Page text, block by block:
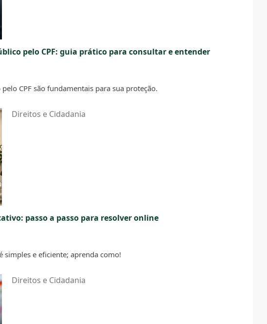
pelo CPF: guia prático para consultar e entender
CPF são fundamentais para sua proteção.
Direitos e Cidadania
passo a passo para resolver online
simples e eficiente; aprenda como!
Direitos e Cidadania